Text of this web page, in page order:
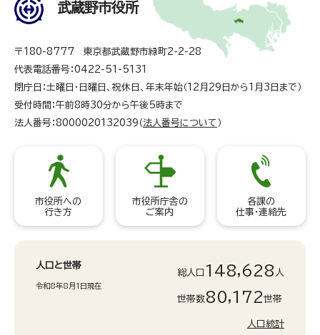
武蔵野市役所
〒180-8777 東京都武蔵野市緑町2-2-28
代表電話番号：0422-51-5131
閉庁日：土曜日・日曜日、祝休日、年末年始（12月29日から1月3日まで）
受付時間：午前8時30分から午後5時まで
法人番号：8000020132039（ 法人番号について ）
市役所への
行き方
市役所庁舎の
ご案内
各課の
仕事・連絡先
人口と世帯
令和8年8月1日現在
総人口 148,628 人
世帯数80,172世帯
人口統計